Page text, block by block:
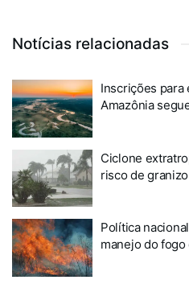
Notícias relacionadas
Inscrições para
Amazônia
Ciclone
risco de
Política
manejo do